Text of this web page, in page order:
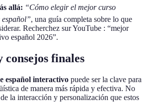
allá: “Cómo elegir el mejor curso
, una guía completa sobre lo que
Recherchez sur YouTube : “mejor
español 2026”.
consejos finales
español interactivo puede ser la clave para
de manera más rápida y efectiva. No
la interacción y personalización que estos